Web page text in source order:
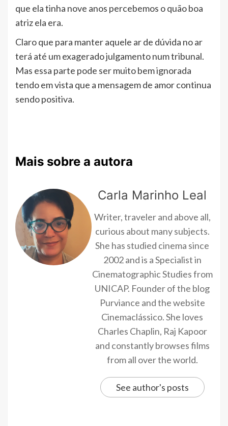
que ela tinha nove anos percebemos o quão boa
atriz ela era.
Claro que para manter aquele ar de dúvida no ar
terá até um exagerado julgamento num tribunal.
Mas essa parte pode ser muito bem ignorada
tendo em vista que a mensagem de amor continua
sendo positiva.
Mais sobre a autora
Carla Marinho Leal
Writer, traveler and above all,
curious about many subjects.
She has studied cinema since
2002 and is a Specialist in
Cinematographic Studies from
UNICAP. Founder of the blog
Purviance and the website
Cinemaclássico. She loves
Charles Chaplin, Raj Kapoor
and constantly browses films
from all over the world.
See author's posts